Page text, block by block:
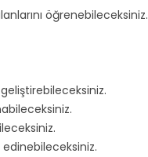
öğrenebileceksiniz.